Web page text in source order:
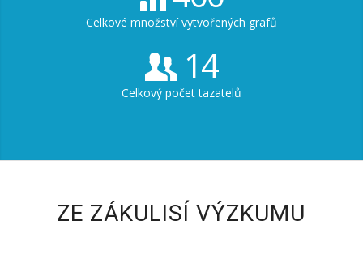
Celkové množství vytvořených grafů
14
Celkový počet tazatelů
ZE ZÁKULISÍ VÝZKUMU